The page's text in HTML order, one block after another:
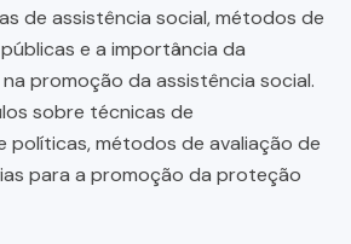
de assistência social, métodos de
e a importância da
promoção da assistência social.
sobre técnicas de
políticas, métodos de avaliação de
para a promoção da proteção